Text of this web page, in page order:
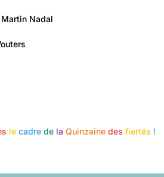
Martin Nadal
le cadre de la Quinzaine des fiertés !